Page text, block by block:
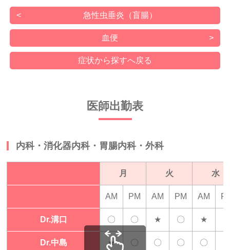
急性虫垂炎（盲腸）
症状から探すへ戻る
血便
医師出勤表
内科・消化器内科・胃腸内科・外科
月 火 水
AM PM AM PM AM
Dr.溝口 〇 〇 ★ 〇 ★
Dr.中島 ★ 〇 〇 〇 〇